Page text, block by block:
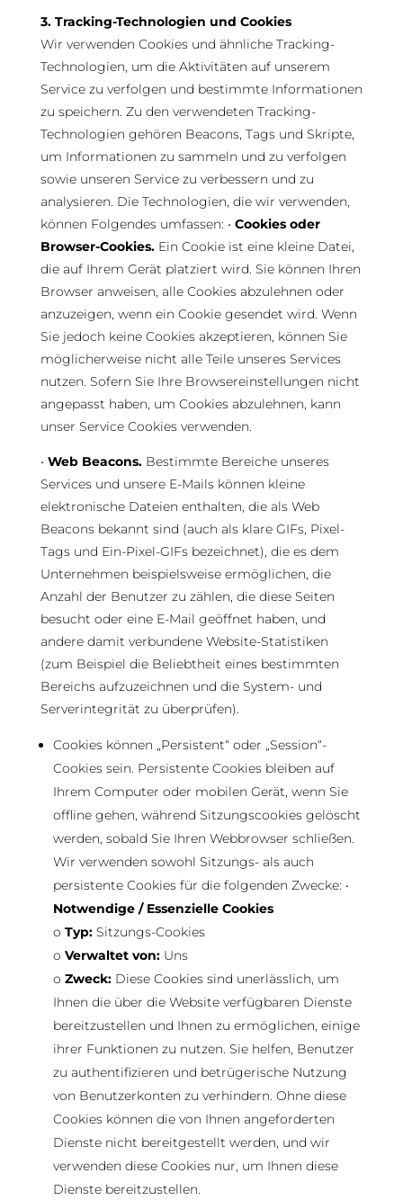
3. Tracking-Technologien und Cookies
Wir verwenden Cookies und ähnliche Tracking-
Technologien, um die Aktivitäten auf unserem
Service zu verfolgen und bestimmte Informationen
zu speichern. Zu den verwendeten Tracking-
Technologien gehören Beacons, Tags und Skripte,
um Informationen zu sammeln und zu verfolgen
sowie unseren Service zu verbessern und zu
analysieren. Die Technologien, die wir verwenden,
können Folgendes umfassen: • Cookies oder
Browser-Cookies.Ein Cookie ist eine kleine Datei,
die auf Ihrem Gerät platziert wird. Sie können Ihren
Browser anweisen, alle Cookies abzulehnen oder
anzuzeigen, wenn ein Cookie gesendet wird. Wenn
Sie jedoch keine Cookies akzeptieren, können Sie
möglicherweise nicht alle Teile unseres Services
nutzen. Sofern Sie Ihre Browsereinstellungen nicht
angepasst haben, um Cookies abzulehnen, kann
unser Service Cookies verwenden.
• Web Beacons.Bestimmte Bereiche unseres
Services und unsere E-Mails können kleine
elektronische Dateien enthalten, die als Web
Beacons bekannt sind (auch als klare GIFs, Pixel-
Tags und Ein-Pixel-GIFs bezeichnet), die es dem
Unternehmen beispielsweise ermöglichen, die
Anzahl der Benutzer zu zählen, die diese Seiten
besucht oder eine E-Mail geöffnet haben, und
andere damit verbundene Website-Statistiken
(zum Beispiel die Beliebtheit eines bestimmten
Bereichs aufzuzeichnen und die System- und
Serverintegrität zu überprüfen).
Cookies können „Persistent“ oder „Session“-
Cookies sein. Persistente Cookies bleiben auf
Ihrem Computer oder mobilen Gerät, wenn Sie
offline gehen, während Sitzungscookies gelöscht
werden, sobald Sie Ihren Webbrowser schließen.
Wir verwenden sowohl Sitzungs- als auch
persistente Cookies für die folgenden Zwecke: •
Notwendige / Essenzielle Cookies
o Typ:Sitzungs-Cookies
o Verwaltet von:Uns
o Zweck:Diese Cookies sind unerlässlich, um
Ihnen die über die Website verfügbaren Dienste
bereitzustellen und Ihnen zu ermöglichen, einige
ihrer Funktionen zu nutzen. Sie helfen, Benutzer
zu authentifizieren und betrügerische Nutzung
von Benutzerkonten zu verhindern. Ohne diese
Cookies können die von Ihnen angeforderten
Dienste nicht bereitgestellt werden, und wir
verwenden diese Cookies nur, um Ihnen diese
Dienste bereitzustellen.